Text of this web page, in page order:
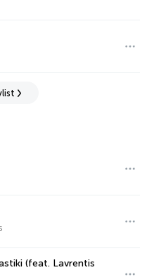
(feat. Lavrentis